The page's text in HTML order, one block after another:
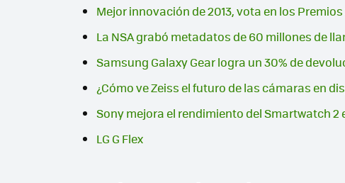
Mejor innovación de 2013, vota en los
La NSA grabó metadatos de 60 millones de
Samsung Galaxy Gear logra un 30% de
¿Cómo ve Zeiss el futuro de las cámaras en
Sony mejora el rendimiento del Smartwatch
LG G Flex